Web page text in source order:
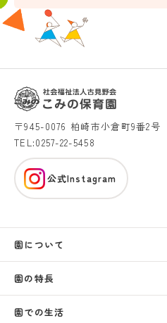
〒945-0076 柏崎市小倉町9番2号
TEL:0257-22-5458
公式Instagram
園について
園の特長
園での生活